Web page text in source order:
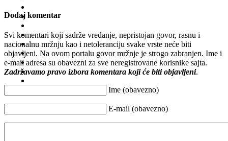
Dodaj komentar
Svi komentari koji sadrže vređanje, nepristojan govor, rasnu i
nacionalnu mržnju kao i netoleranciju svake vrste neće biti
objavljeni. Na ovom portalu govor mržnje je strogo zabranjen. Ime i
e-mail adresa su obavezni za sve neregistrovane korisnike sajta.
Zadržavamo pravo izbora komentara koji će biti objavljeni.
Ime (obavezno)
E-mail (obavezno)